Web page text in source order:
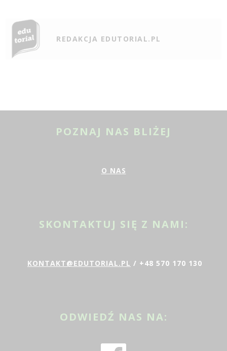
REDAKCJA EDUTORIAL.PL
POZNAJ NAS BLIŻEJ
O NAS
SKONTAKTUJ SIĘ Z NAMI:
KONTAKT@EDUTORIAL.PL / +48 570 170 130
ODWIEDŹ NAS NA: